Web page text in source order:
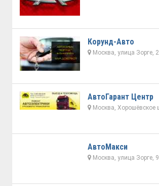
Корунд-Авто
Москва, улица Зорге,
АвтоГарант Центр
Москва, Хорошёвское
АвтоМакси
Москва, улица Зорге, 9